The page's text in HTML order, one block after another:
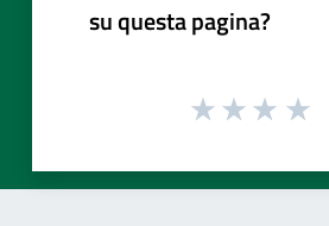
su questa pagina?